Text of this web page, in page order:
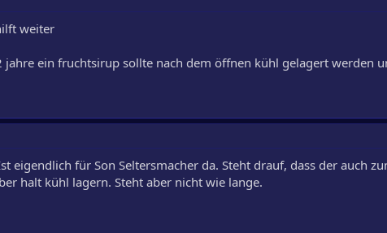
weiter
ein fruchtsirup sollte nach dem öffnen kühl gelagert werden
eigendlich für Son Seltersmacher da. Steht drauf, dass der auch
halt kühl lagern. Steht aber nicht wie lange.